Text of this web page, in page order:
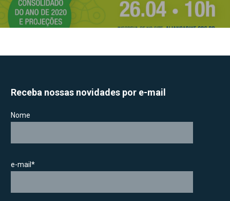
Receba nossas novidades por e-mail
Nome
e-mail*